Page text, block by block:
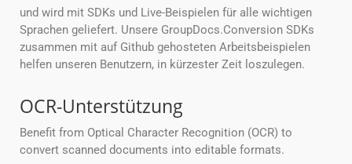
und wird mit SDKs und Live-Beispielen für alle wichtigen
Sprachen geliefert. Unsere GroupDocs.Conversion SDKs
zusammen mit auf Github gehosteten Arbeitsbeispielen
helfen unseren Benutzern, in kürzester Zeit loszulegen.
OCR-Unterstützung
Benefit from Optical Character Recognition (OCR) to
convert scanned documents into editable formats.